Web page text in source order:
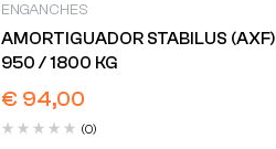
ENGANCHES
AMORTIGUADOR STABILUS (AXF)
950 / 1800 KG
€ 94,00
(0)